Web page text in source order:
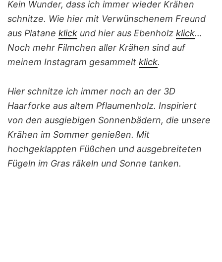
Kein Wunder, dass ich immer wieder Krähen
schnitze. Wie hier mit Verwünschenem Freund
aus Platane klick und hier aus Ebenholz klick…
Noch mehr Filmchen aller Krähen sind auf
meinem Instagram gesammelt klick.
Hier schnitze ich immer noch an der 3D
Haarforke aus altem Pflaumenholz. Inspiriert
von den ausgiebigen Sonnenbädern, die unsere
Krähen im Sommer genießen. Mit
hochgeklappten Füßchen und ausgebreiteten
Fügeln im Gras räkeln und Sonne tanken.